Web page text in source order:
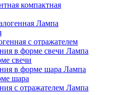
компактная
Лампа
с отражателем
Лампа
свечи
Лампа
шара
Лампа